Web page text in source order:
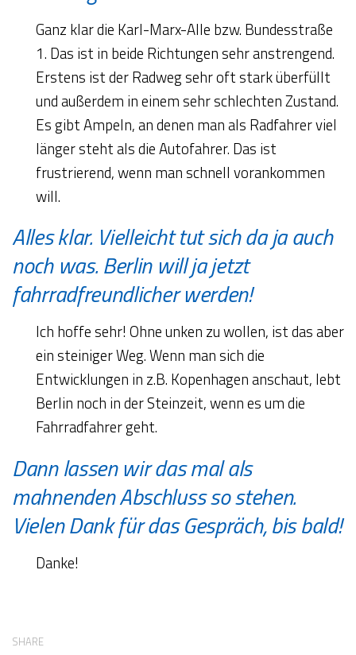
Ganz klar die Karl-Marx-Alle bzw. Bundesstraße
1. Das ist in beide Richtungen sehr anstrengend.
Erstens ist der Radweg sehr oft stark überfüllt
und außerdem in einem sehr schlechten Zustand.
Es gibt Ampeln, an denen man als Radfahrer viel
länger steht als die Autofahrer. Das ist
frustrierend, wenn man schnell vorankommen
will.
Alles klar. Vielleicht tut sich da ja auch
noch was. Berlin will ja jetzt
fahrradfreundlicher werden!
Ich hoffe sehr! Ohne unken zu wollen, ist das aber
ein steiniger Weg. Wenn man sich die
Entwicklungen in z.B. Kopenhagen anschaut, lebt
Berlin noch in der Steinzeit, wenn es um die
Fahrradfahrer geht.
Dann lassen wir das mal als
mahnenden Abschluss so stehen.
Vielen Dank für das Gespräch, bis bald!
Danke!
SHARE